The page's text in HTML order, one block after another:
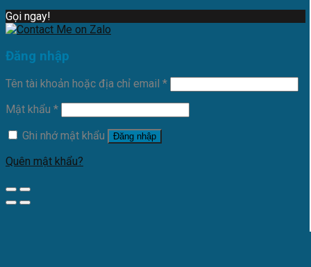
Gọi ngay!
Đăng nhập
Tên tài khoản hoặc địa chỉ email *
Mật khẩu *
Ghi nhớ mật khẩu
Đăng nhập
Quên mật khẩu?